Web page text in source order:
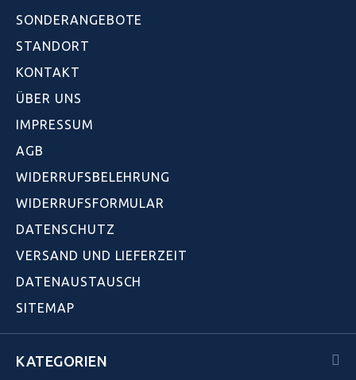
SONDERANGEBOTE
STANDORT
KONTAKT
ÜBER UNS
IMPRESSUM
AGB
WIDERRUFSBELEHRUNG
WIDERRUFSFORMULAR
DATENSCHUTZ
VERSAND UND LIEFERZEIT
DATENAUSTAUSCH
SITEMAP
KATEGORIEN